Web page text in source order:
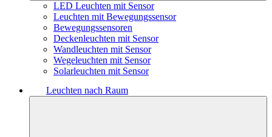
LED Leuchten mit Sensor
Leuchten mit Bewegungssensor
Bewegungssensoren
Deckenleuchten mit Sensor
Wandleuchten mit Sensor
Wegeleuchten mit Sensor
Solarleuchten mit Sensor
Leuchten nach Raum